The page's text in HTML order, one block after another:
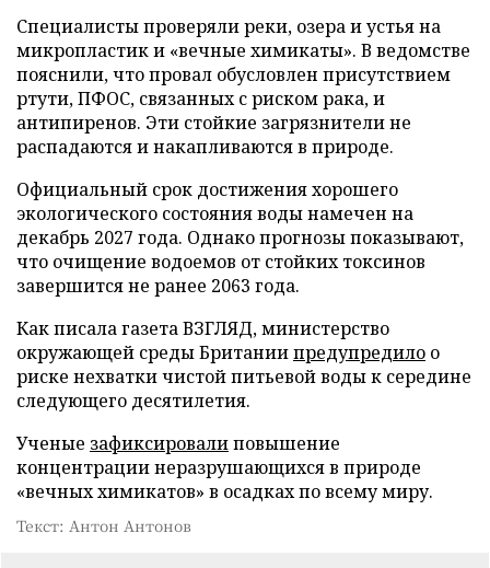
Специалисты проверяли реки, озера и устья на
микропластик и «вечные химикаты». В ведомстве
пояснили, что провал обусловлен присутствием
ртути, ПФОС, связанных с риском рака, и
антипиренов. Эти стойкие загрязнители не
распадаются и накапливаются в природе.
Официальный срок достижения хорошего
экологического состояния воды намечен на
декабрь 2027 года. Однако прогнозы показывают,
что очищение водоемов от стойких токсинов
завершится не ранее 2063 года.
Как писала газета ВЗГЛЯД, министерство
окружающей среды Британиипредупредило о
риске нехватки чистой питьевой воды к середине
следующего десятилетия.
Ученые зафиксировалиповышение
концентрации неразрушающихся в природе
«вечных химикатов» в осадках по всему миру.
Текст: Антон Антонов